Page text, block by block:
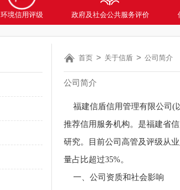
环境信用评级 政府及社会公共服务评价
首页 关于信盾 公司简介
公司简介
福建信盾信用管理有限公司(
推荐信用服务机构。是福建省
研究。目前公司高管及评级从
量占比超过35%。
一、公司资质和社会影响